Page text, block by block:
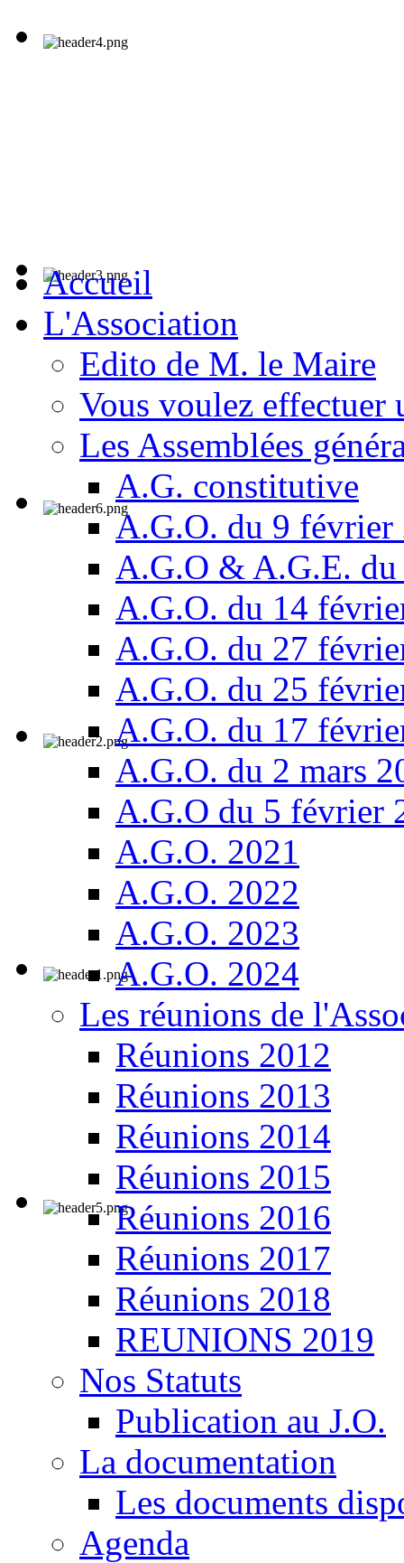
Accueil
L'Association
Edito de M. le Maire
Vous voulez effectuer
Les Assemblées
A.G. constitutive
A.G.O. du 9 février
A.G.O & A.G.E.
A.G.O. du 14
A.G.O. du 27
A.G.O. du 25
A.G.O. du 17
A.G.O. du 2 mars
A.G.O du 5 février
A.G.O. 2021
A.G.O. 2022
A.G.O. 2023
A.G.O. 2024
Les réunions de
Réunions 2012
Réunions 2013
Réunions 2014
Réunions 2015
Réunions 2016
Réunions 2017
Réunions 2018
REUNIONS 2019
Nos Statuts
Publication au J.O.
La documentation
Les documents
Agenda